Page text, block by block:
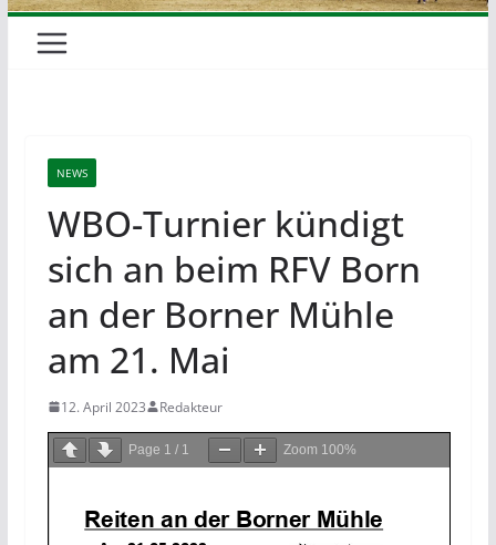
NEWS
WBO-Turnier kündigt
sich an beim RFV Born
an der Borner Mühle
am 21. Mai
12. April 2023 Redakteur
Page 1 / 1 Zoom 100%